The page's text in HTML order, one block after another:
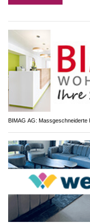
BIMAG AG: Massgeschneiderte